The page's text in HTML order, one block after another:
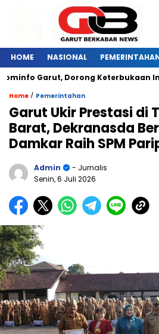
HOME NASIONAL
Garut, Dorong Keterbukaan
Home / Pemerintahan
Garut Ukir Prestasi di
Barat, Dekranasda
Damkar Raih SPM
Admin
- Jurnalis
Senin, 6 Juli 2026